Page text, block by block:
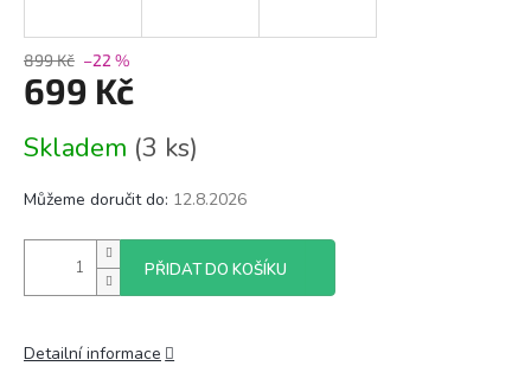
899 Kč –22 %
699 Kč
cena:
Skladem (3 ks)
Můžeme doručit do: 12.8.2026
PŘIDAT DO KOŠÍKU
Detailní informace